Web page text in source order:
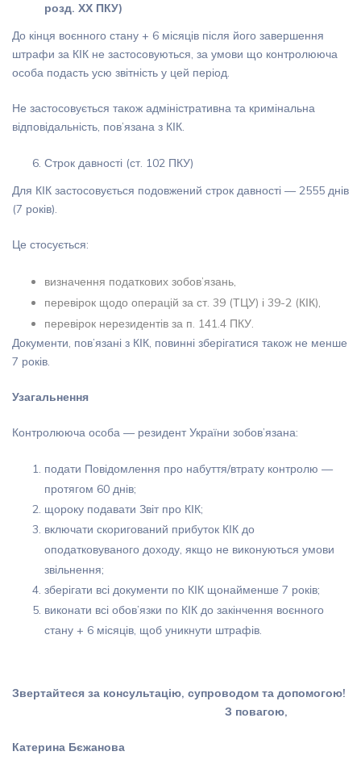
розд. ХХ ПКУ)
До кінця воєнного стану + 6 місяців після його завершення
штрафи за КІК не застосовуються, за умови що контролююча
особа подасть усю звітність у цей період.
Не застосовується також адміністративна та кримінальна
відповідальність, пов’язана з КІК.
Строк давності (ст. 102 ПКУ)
Для КІК застосовується подовжений строк давності — 2555 днів
(7 років).
Це стосується:
визначення податкових зобов’язань,
перевірок щодо операцій за ст. 39 (ТЦУ) і 39-2 (КІК),
перевірок нерезидентів за п. 141.4 ПКУ.
Документи, пов’язані з КІК, повинні зберігатися також не менше
7 років.
Узагальнення
Контролююча особа — резидент України зобов’язана:
подати Повідомлення про набуття/втрату контролю —
протягом 60 днів;
щороку подавати Звіт про КІК;
включати скоригований прибуток КІК до
оподатковуваного доходу, якщо не виконуються умови
звільнення;
зберігати всі документи по КІК щонайменше 7 років;
виконати всі обов’язки по КІК до закінчення воєнного
стану + 6 місяців, щоб уникнути штрафів.
Звертайтеся за консультацію, супроводом та допомогою!
З повагою,
Катерина Бєжанова